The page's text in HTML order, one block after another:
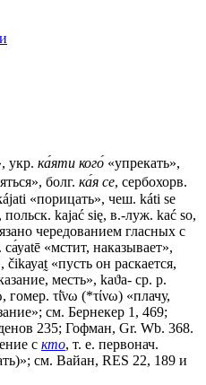
укр. ка́яти кого́ «упрекать»,
болг. ка́я се, сербохорв.
«порицать», чеш. káti sе
польск. kajać się, в.-луж. kać sо,
чередованием гласных с
«мстит, наказывает»,
čikауаt̰ «пусть он раскается,
месть», kаϑа- ср. р.
гомер. τί̄νω (*τίνω) «плачу,
см. Бернекер 1, 469;
235; Гофман, Gr. Wb. 368.
с кто, т. е. первонач.
см. Вайан, RЕS 22, 189 и